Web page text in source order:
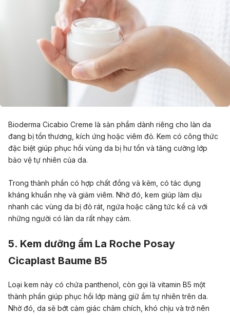
Bioderma Cicabio Creme là sản phẩm dành riêng cho làn da
đang bị tổn thương, kích ứng hoặc viêm đỏ. Kem có công thức
đặc biệt giúp phục hồi vùng da bị hư tổn và tăng cường lớp
bảo vệ tự nhiên của da.
Trong thành phần có hợp chất đồng và kẽm, có tác dụng
kháng khuẩn nhẹ và giảm viêm. Nhờ đó, kem giúp làm dịu
nhanh các vùng da bị đỏ rát, ngứa hoặc căng tức kể cả với
những người có làn da rất nhạy cảm.
5. Kem dưỡng ẩm La Roche Posay
Cicaplast Baume B5
Loại kem này có chứa panthenol, còn gọi là vitamin B5 một
thành phần giúp phục hồi lớp màng giữ ẩm tự nhiên trên da.
Nhờ đó, da sẽ bớt cảm giác châm chích, khó chịu và trở nên